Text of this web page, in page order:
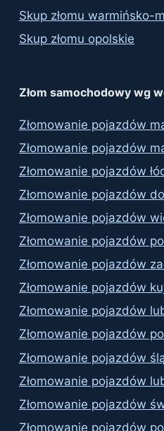
Skup złomu warmińsko-
Skup złomu opolskie
Złom samochodowy wg
Złomowanie pojazdów
Złomowanie pojazdów
Złomowanie pojazdów
Złomowanie pojazdów
Złomowanie pojazdów
Złomowanie pojazdów
Złomowanie pojazdów
Złomowanie pojazdów
Złomowanie pojazdów
Złomowanie pojazdów
Złomowanie pojazdów
Złomowanie pojazdów
Złomowanie pojazdów
Złomowanie pojazdów